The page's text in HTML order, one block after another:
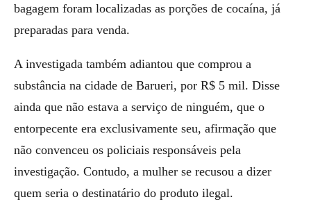
bagagem foram localizadas as porções de cocaína, já
preparadas para venda.
A investigada também adiantou que comprou a
substância na cidade de Barueri, por R$ 5 mil. Disse
ainda que não estava a serviço de ninguém, que o
entorpecente era exclusivamente seu, afirmação que
não convenceu os policiais responsáveis pela
investigação. Contudo, a mulher se recusou a dizer
quem seria o destinatário do produto ilegal.